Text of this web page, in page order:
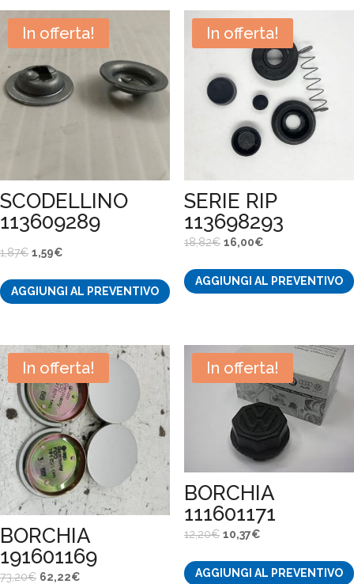
In offerta!
SCODELLINO
113609289
1,87€ Il
originale
1,59€
attuale
AGGIUNGI AL PREVENTIVO
In offerta!
SERIE RIP
113698293
18,82€ Il
originale
16,00€Il
attuale
AGGIUNGI AL PREVENTIVO
In offerta!
BORCHIA
191601169
73,20€ Il
62,22€
In offerta!
BORCHIA
111601171
12,20€ Il
originale
10,37€Il
attuale
AGGIUNGI AL PREVENTIVO